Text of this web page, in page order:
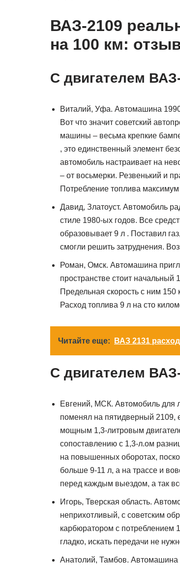
ВАЗ-2109
на 100 км:
C двигателем
Виталий, Уфа. Автомашина
Вот что значит советский
машины – весьма крепкие
, это единственный элемент
автомобиль настраивает на
– от восьмерки. Резвенький и
Потребление топлива
Давид, Златоуст. Автомобиль
стиле 1980-ых годов. Все
образовывает 9 л . Поставил
смогли решить затруднения.
Роман, Омск. Автомашина
пространстве стоит
Предельная скорость с ним 150
Расход топлива 9 л на сто
Читайте еще: ВАЗ 2131
С двигателем
Евгений, МСК. Автомобиль для
поменял на пятидверный 2109,
мощным 1,3-литровым
сопоставлению с 1,3-л.ом
на повышенных оборотах,
больше 9-11 л, а на трассе и
перед каждым выездом, а так
Игорь, Тверская область.
неприхотливый, с советским
карбюратором с потреблением
гладко, искать передачи не
Анатолий, Тамбов. Автомашина